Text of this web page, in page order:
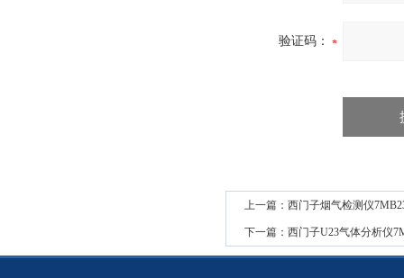
验证码：
上一篇： 西门子烟气检测仪
下一篇： 西门子U23气体分析仪